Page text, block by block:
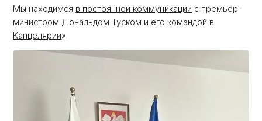
Мы находимся в постоянной коммуникации с премьер-
министром Дональдом Туском и его командой в
Канцелярии».